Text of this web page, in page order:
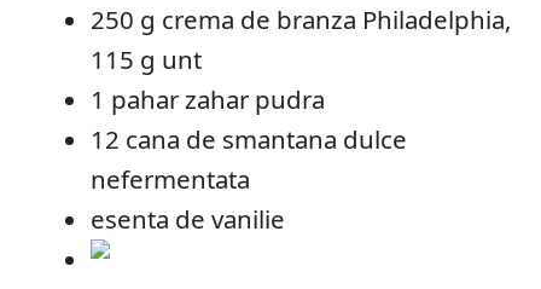
250 g crema de branza Philadelphia,
115 g unt
1 pahar zahar pudra
12 cana de smantana dulce
nefermentata
esenta de vanilie